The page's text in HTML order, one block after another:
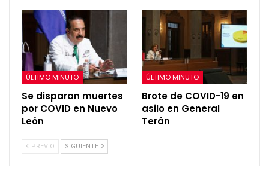
ÚLTIMO MINUTO
Se disparan muertes
por COVID en Nuevo
León
ÚLTIMO MINUTO
Brote de COVID-19 en
asilo en General
Terán
PREVIO SIGUIENTE